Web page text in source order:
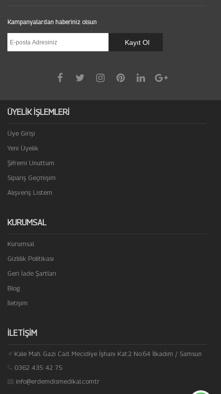
Kampanyalardan haberiniz olsun
ÜYELİK İŞLEMLERİ
Üye Girişi
Yeni Üyelik
Şifremi Unuttum
Sipariş Geçmişim
Alışveriş Listem
KURUMSAL
Kurumsal
Gizlilik Politikası
Geri İade Şartları
Blog
İletişim
İLETIŞIM
Kale Mah. Gazi Cad. Mecidiye İşhanı Kat:2 No:64 İlkadım / Samsun
0362 435 42 75
info@erdemdismedikal.com.tr